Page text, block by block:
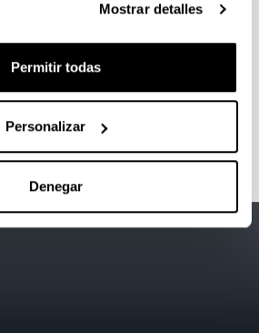
Mostrar detalles
Permitir todas
Personalizar
Denegar
y rentas en las
Edad Media
del coloquio
EHU